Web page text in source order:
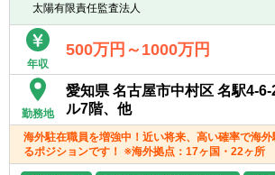
■マネジメントもしくはリ
■自ら手を動かして業務推
※上記に加え、AI活用
取組を加速するため、生
術・ツール）に対する興
仕組み構築
・経営管理の高度化に向
ス整備
・予算管理や管理会計に
の改善
・システム導入・運用改
度向上
太陽有限責任監査法人
年収
500万円～1000万円
勤務地
愛知県 名古屋市中村区 名駅4-
ル7階、他
海外駐在職員を増強中！近い将来、高い確率で海
るポジションです！ ※海外拠点：17ヶ国・22ヶ所